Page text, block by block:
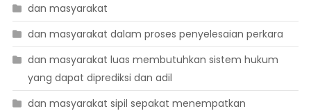
dan masyarakat
dan masyarakat dalam proses penyelesaian perkara
dan masyarakat luas membutuhkan sistem hukum
yang dapat diprediksi dan adil
dan masyarakat sipil sepakat menempatkan